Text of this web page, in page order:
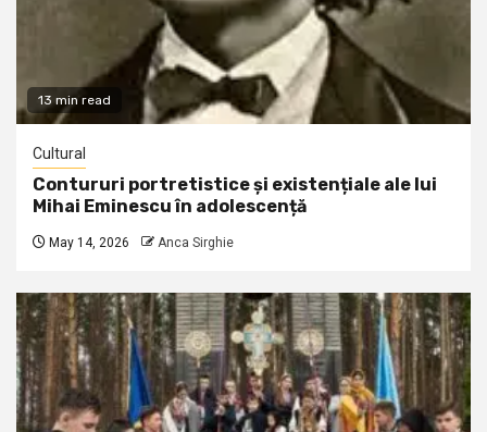
13 min read
Cultural
Contururi portretistice și existențiale ale lui
Mihai Eminescu în adolescență
May 14, 2026 Anca Sirghie